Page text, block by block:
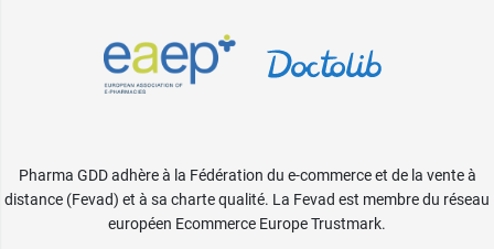
Pharma GDD adhère à la Fédération du e-commerce et de la vente à
distance (Fevad) et à sa charte qualité. La Fevad est membre du réseau
européen Ecommerce Europe Trustmark.